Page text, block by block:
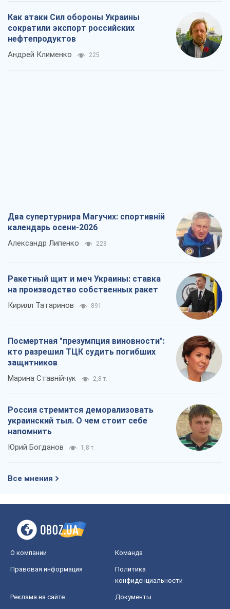
Как атаки Сил обороны Украины
сократили экспорт российских
нефтепродуктов
Андрей Клименко 225
Два супертурнира Магучих: спортивній
календарь осени-2026
Александр Липенко 228
Ракетный щит и меч Украины: ставка
на производство собственных ракет
Кирилл Татаринов 891
Посмертная "презумпция виновности":
кто разрешил ТЦК судить погибших
защитников
Марина Ставнійчук 2,8 т.
Россия стремится деморализовать
украинский тыл. О чем стоит себе
напомнить
Юрий Богданов 1,8 т.
Все мнения
О компании Команда
Правовая информация
Политика
конфиденциальности
Реклама на сайте Документы